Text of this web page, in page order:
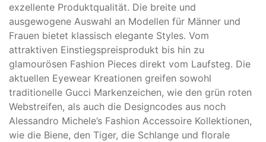
exzellente Produktqualität. Die breite und
ausgewogene Auswahl an Modellen für Männer und
Frauen bietet klassisch elegante Styles. Vom
attraktiven Einstiegspreisprodukt bis hin zu
glamourösen Fashion Pieces direkt vom Laufsteg. Die
aktuellen Eyewear Kreationen greifen sowohl
traditionelle Gucci Markenzeichen, wie den grün roten
Webstreifen, als auch die Designcodes aus noch
Alessandro Michele’s Fashion Accessoire Kollektionen,
wie die Biene, den Tiger, die Schlange und florale